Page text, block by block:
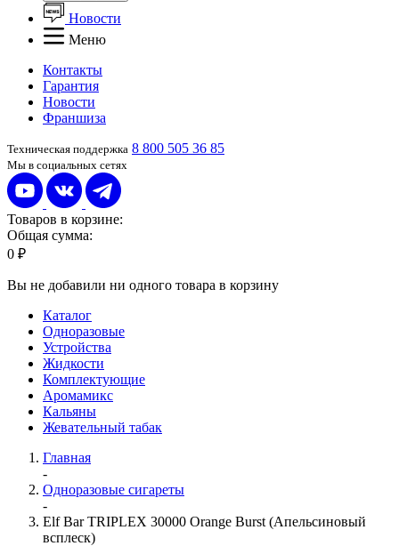
Новости
Меню
Контакты
Гарантия
Новости
Франшиза
Техническая поддержка 8 800 505 36 85
Мы в социальных сетях
Товаров в корзине:
Общая сумма:
0 ₽
Вы не добавили ни одного товара в корзину
Каталог
Одноразовые
Устройства
Жидкости
Комплектующие
Аромамикс
Кальяны
Жевательный табак
Главная
-
Одноразовые сигареты
-
Elf Bar TRIPLEX 30000 Orange Burst (Апельсиновый
всплеск)